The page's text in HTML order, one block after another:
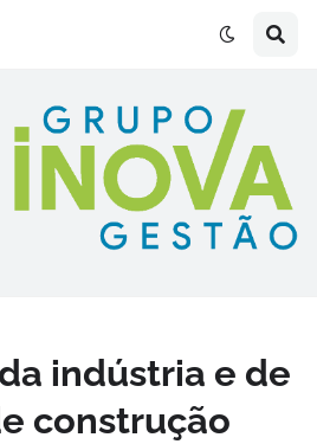
indústria e de
construção